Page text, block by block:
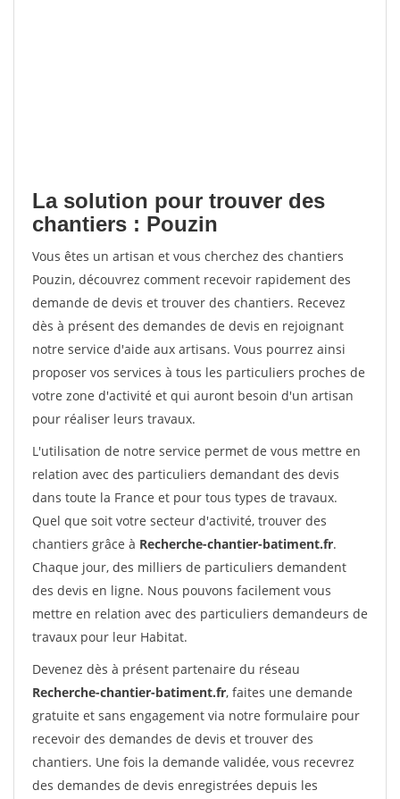
La solution pour trouver des
chantiers : Pouzin
Vous êtes un artisan et vous cherchez des chantiers
Pouzin, découvrez comment recevoir rapidement des
demande de devis et trouver des chantiers. Recevez
dès à présent des demandes de devis en rejoignant
notre service d'aide aux artisans. Vous pourrez ainsi
proposer vos services à tous les particuliers proches de
votre zone d'activité et qui auront besoin d'un artisan
pour réaliser leurs travaux.
L'utilisation de notre service permet de vous mettre en
relation avec des particuliers demandant des devis
dans toute la France et pour tous types de travaux.
Quel que soit votre secteur d'activité, trouver des
chantiers grâce à Recherche-chantier-batiment.fr.
Chaque jour, des milliers de particuliers demandent
des devis en ligne. Nous pouvons facilement vous
mettre en relation avec des particuliers demandeurs de
travaux pour leur Habitat.
Devenez dès à présent partenaire du réseau
Recherche-chantier-batiment.fr, faites une demande
gratuite et sans engagement via notre formulaire pour
recevoir des demandes de devis et trouver des
chantiers. Une fois la demande validée, vous recevrez
des demandes de devis enregistrées depuis les